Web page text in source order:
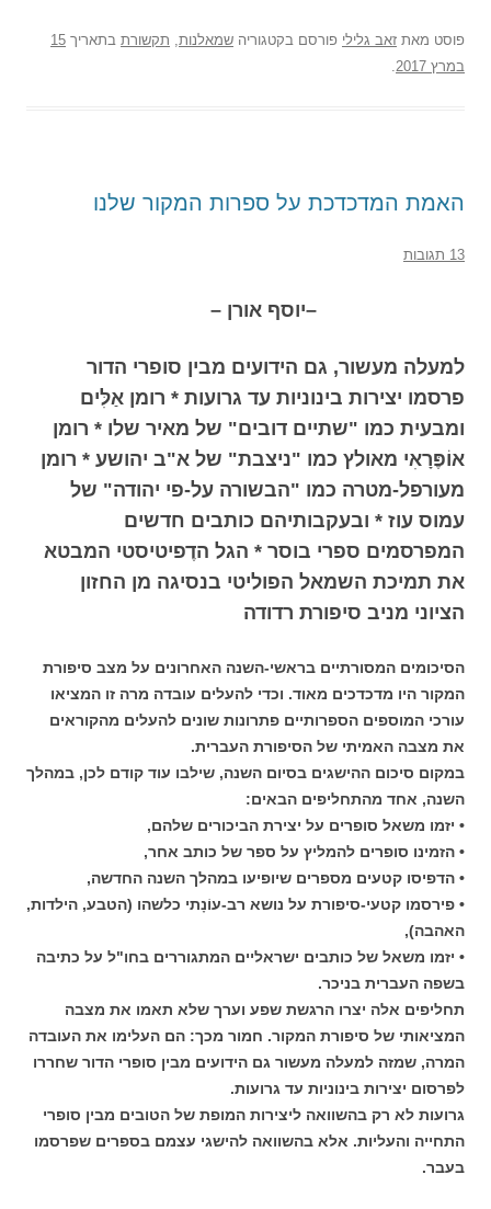
פוסט מאת זאב גלילי פורסם בקטגוריה שמאלנות, תקשורת בתאריך 15
במרץ 2017
.
האמת המדכדכת על ספרות המקור שלנו
13 תגובות
–יוסף אורן –
למעלה מעשור, גם הידועים מבין סופרי הדור
פרסמו יצירות בינוניות עד גרועות * רומן אַלִּים
ומבעית כמו "שתיים דובים" של מאיר שלו * רומן
אוֹפֶּרָאִי מאולץ כמו "ניצבת" של א"ב יהושע * רומן
מעורפל-מטרה כמו "הבשורה על-פי יהודה" של
עמוס עוז * ובעקבותיהם כותבים חדשים
המפרסמים ספרי בוסר * הגל הדֶפיטיסטי המבטא
את תמיכת השמאל הפוליטי בנסיגה מן החזון
הציוני מניב סיפורת רדודה
הסיכומים המסורתיים בראשי-השנה האחרונים על מצב סיפורת
המקור היו מדכדכים מאוד. וכדי להעלים עובדה מרה זו המציאו
עורכי המוספים הספרותיים פתרונות שונים להעלים מהקוראים
את מצבה האמיתי של הסיפורת העברית.
במקום סיכום ההישגים בסיום השנה, שילבו עוד קודם לכן, במהלך
השנה, אחד מהתחליפים הבאים:
• יזמו משאל סופרים על יצירת הביכורים שלהם,
• הזמינו סופרים להמליץ על ספר של כותב אחר,
• הדפיסו קטעים מספרים שיופיעו במהלך השנה החדשה,
• פירסמו קטעי-סיפורת על נושא רב-עוֹנָתי כלשהו (הטבע, הילדות,
האהבה),
• יזמו משאל של כותבים ישראליים המתגוררים בחו"ל על כתיבה
בשפה העברית בניכר.
תחליפים אלה יצרו הרגשת שפע וערך שלא תאמו את מצבה
המציאותי של סיפורת המקור. חמור מכך: הם העלימו את העובדה
המרה, שמזה למעלה מעשור גם הידועים מבין סופרי הדור שחררו
לפרסום יצירות בינוניות עד גרועות.
גרועות לא רק בהשוואה ליצירות המופת של הטובים מבין סופרי
התחייה והעליות. אלא בהשוואה להישגי עצמם בספרים שפרסמו
בעבר.